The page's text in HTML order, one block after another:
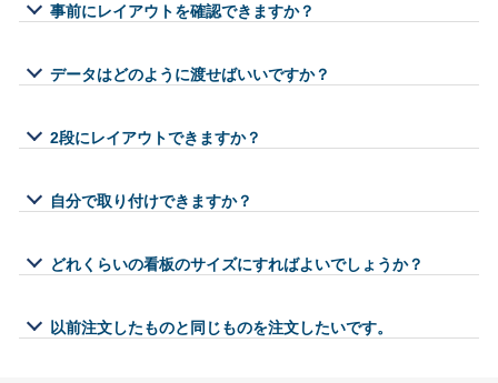
事前にレイアウトを確認できますか？
データはどのように渡せばいいですか？
2段にレイアウトできますか？
自分で取り付けできますか？
どれくらいの看板のサイズにすればよいでしょうか？
以前注文したものと同じものを注文したいです。